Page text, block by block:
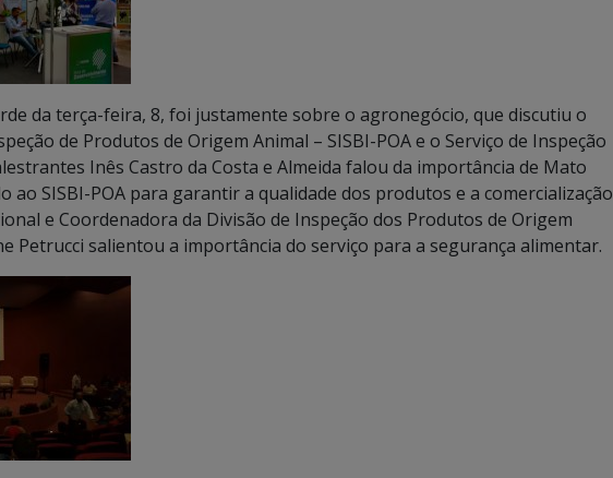
da terça-feira, 8, foi justamente sobre o agronegócio, que discutiu o
de Produtos de Origem Animal – SISBI-POA e o Serviço de Inspeção
Inês Castro da Costa e Almeida falou da importância de Mato
ao SISBI-POA para garantir a qualidade dos produtos e a comercialização
e Coordenadora da Divisão de Inspeção dos Produtos de Origem
Petrucci salientou a importância do serviço para a segurança alimentar.